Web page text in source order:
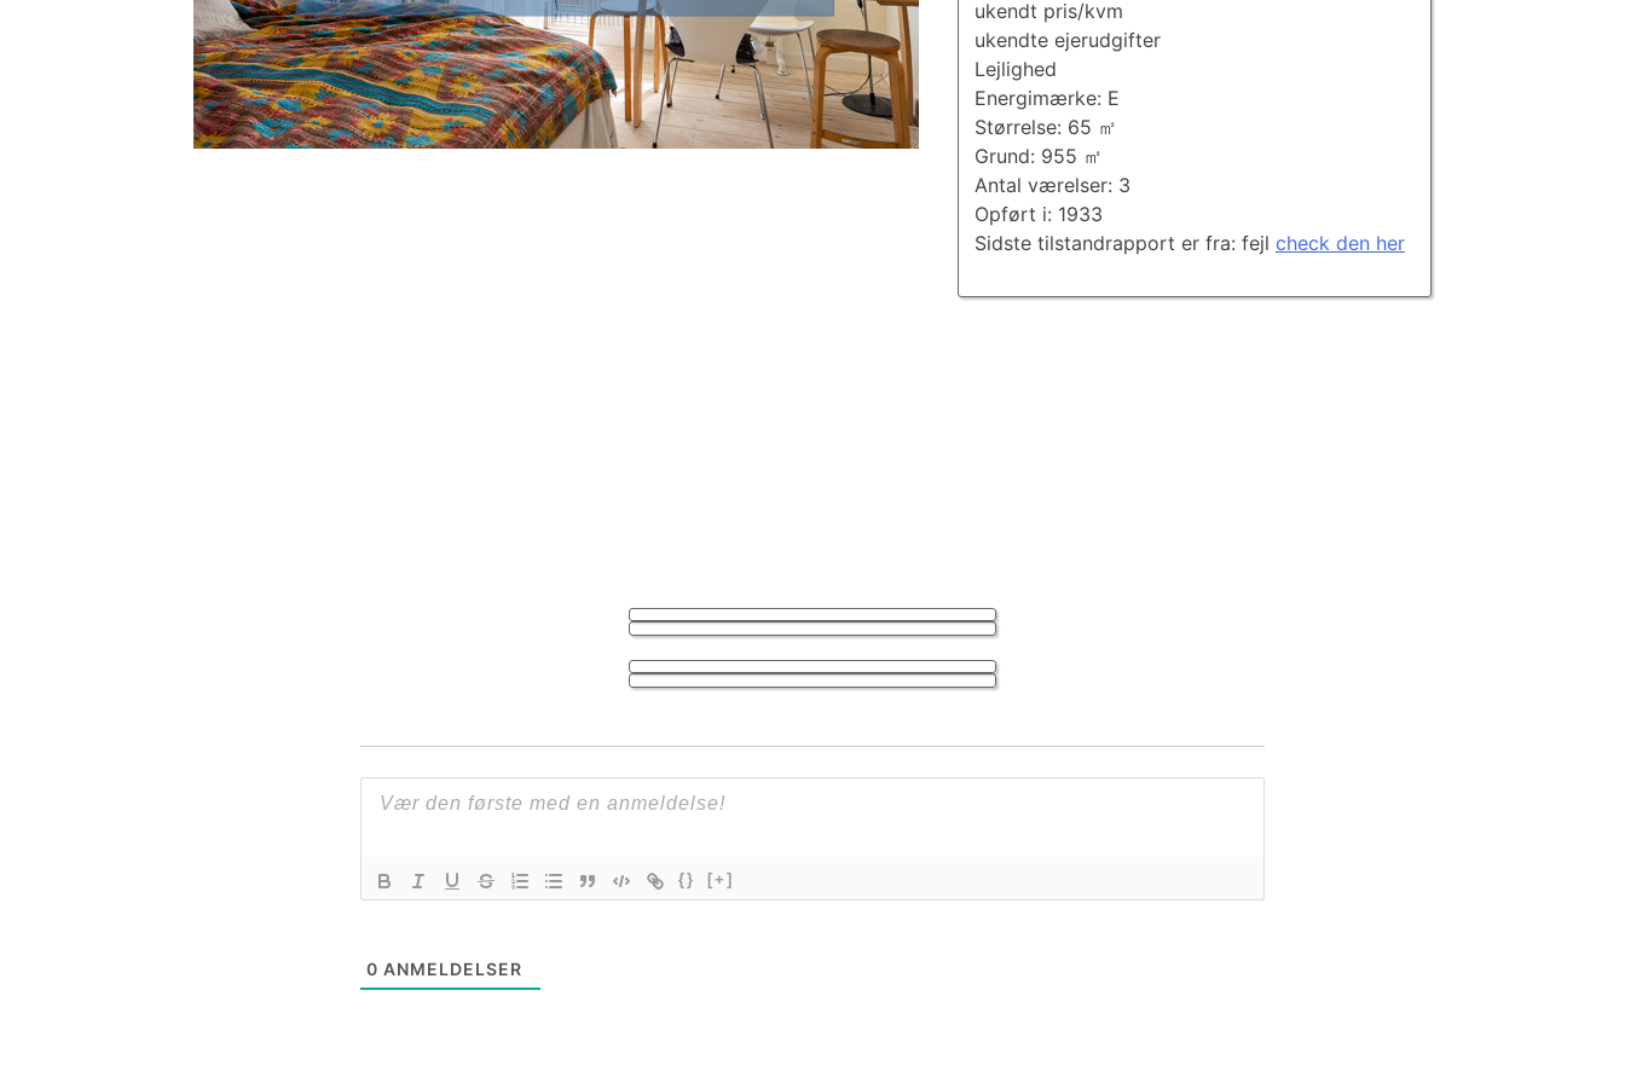
{} [+]
0 ANMELDELSER
ukendt pris/kvm
ukendte ejerudgifter
Lejlighed
Energimærke: E
Størrelse: 65 ㎡
Grund: 955 ㎡
Antal værelser: 3
Opført i: 1933
Sidste tilstandrapport er fra: fejl check den her